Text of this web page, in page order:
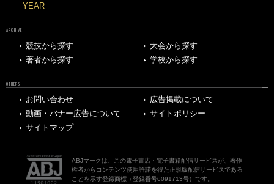
YEAR
ARCHIVE
競技から探す
大会から探す
著者から探す
学校から探す
OTHERS
お問い合わせ
広告掲載について
動画・バナー広告について
サイトポリシー
サイトマップ
ABJマークは、この電子書店・電子書籍配信サービスが、著作
権者からコンテンツ使用許諾を得た正規版配信サービスである
ことを示す登録商標（登録番号6091713号）です。